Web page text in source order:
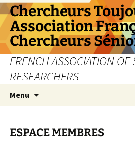
Aller
au
contenu
Chercheurs
Association
Chercheurs
FRENCH ASSOCIATION OF
RESEARCHERS
Menu
ESPACE MEMBRES